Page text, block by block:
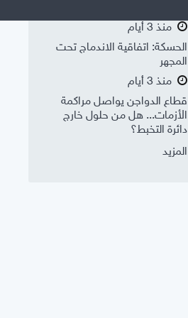
منذ 3 أيام
الحسكة: اتفاقية الاندماج تحت
المجهر
منذ 3 أيام
قطاع الدواجن يواصل مراكمة
الأزمات... هل من حلول خارج
دائرة التخبط؟
المزيد